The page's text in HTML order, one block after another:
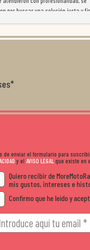
por buscar una solución justa y
y me ofrecieron unas
de enviar el formulario para
y el AVISO LEGALque existe en
Quiero recibir de
mis gustos, intereses e
Confirmo que he leído y